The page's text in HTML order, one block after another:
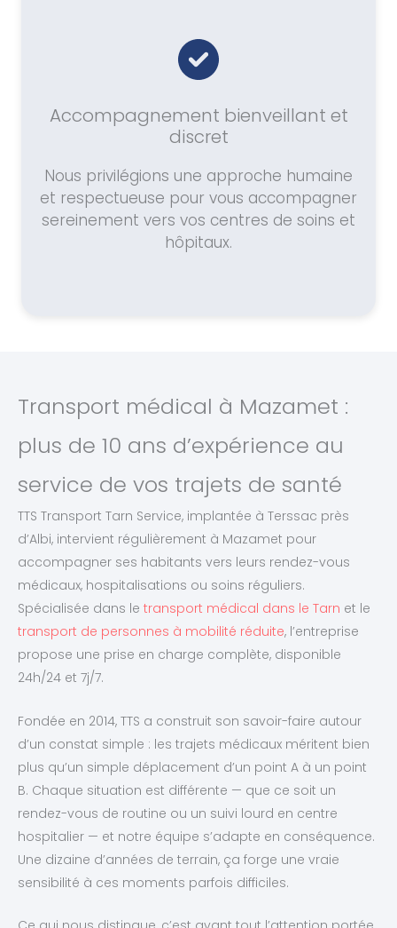
Accompagnement bienveillant et
discret
Nous privilégions une approche humaine
et respectueuse pour vous accompagner
sereinement vers vos centres de soins et
hôpitaux.
Transport médical à Mazamet :
plus de 10 ans d’expérience au
service de vos trajets de santé
TTS Transport Tarn Service, implantée à Terssac près
d’Albi, intervient régulièrement à Mazamet pour
accompagner ses habitants vers leurs rendez-vous
médicaux, hospitalisations ou soins réguliers.
Spécialisée dans le transport médical dans le Tarn et le
transport de personnes à mobilité réduite, l’entreprise
propose une prise en charge complète, disponible
24h/24 et 7j/7.
Fondée en 2014, TTS a construit son savoir-faire autour
d’un constat simple : les trajets médicaux méritent bien
plus qu’un simple déplacement d’un point A à un point
B. Chaque situation est différente — que ce soit un
rendez-vous de routine ou un suivi lourd en centre
hospitalier — et notre équipe s’adapte en conséquence.
Une dizaine d’années de terrain, ça forge une vraie
sensibilité à ces moments parfois difficiles.